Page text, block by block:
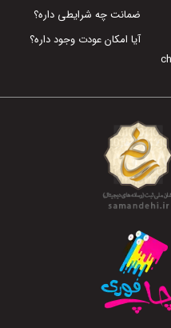
ضمانت چه شرایطی داره؟
آیا امکان عودت وجود داره؟